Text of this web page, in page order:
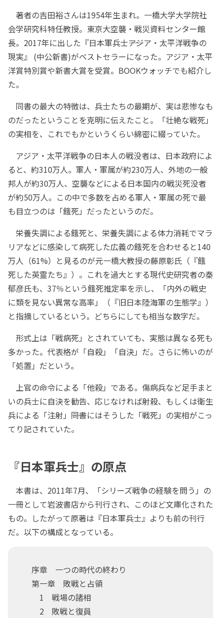
著者の吉田裕さんは1954年生まれ。一橋大学大学院社
会学研究科特任教授。東京大空襲・戦災資料センター館
長。2017年に出した『日本軍兵士――アジア・太平洋戦争の
現実』 (中公新書)がベストセラーになった。アジア・太平
洋賞特別賞や新書大賞を受賞。BOOKウォッチでも紹介し
た。
同書の最大の特徴は、兵士たちの最期が、実は悲惨なも
のだったということを克明に伝えたこと。「壮絶な戦死」
の実相を、これでもかというくらい綿密に綴っていた。
アジア・太平洋戦争の日本人の戦没者は、日本政府によ
ると、約310万人。軍人・軍属が約230万人、外地の一般
邦人が約30万人、空襲などによる日本国内の戦災死没者
が約50万人。この中で多数を占める軍人・軍属の死で最
も目立つのは「餓死」だったというのだ。
栄養失調による餓死と、栄養失調による体力消耗でマラ
リアなどに感染して病死した広義の餓死を合わせると140
万人（61%）と見るのが元一橋大教授の藤原彰氏（『餓
死した英霊たち』）。これを過大とする現代史研究者の秦
郁彦氏も、37％という餓死推定率を示し、「内外の戦史
に類を見ない異常な高率」（『旧日本陸海軍の生態学』）
と指摘しているという。どちらにしても相当な数字だ。
形式上は「戦病死」とされていても、実態は異なる死も
多かった。代表格が「自殺」「自決」だ。さらに怖いのが
「処置」だという。
上官の命令による「他殺」である。傷病兵など足手まと
いの兵士に自決を勧告、応じなければ射殺、もしくは衛生
兵による「注射」――同書にはそうした「戦死」の実相がこっ
てり記されていた。
『日本軍兵士』の原点
本書は、2011年7月、「シリーズ戦争の経験を問う」の
一冊として岩波書店から刊行され、このほど文庫化された
もの。したがって原著は『日本軍兵士』よりも前の刊行
だ。以下の構成となっている。
序章 一つの時代の終わり
第一章 敗戦と占領
1 戦場の諸相
2 敗戦と復員